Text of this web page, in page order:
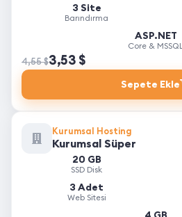
3 Site
Barındırma
ASP.NET
Core & MSSQL
4,55 $3,53 $
Sepete Ekle
Kurumsal Hosting
Kurumsal Süper
20 GB
SSD Disk
3 Adet
Web Sitesi